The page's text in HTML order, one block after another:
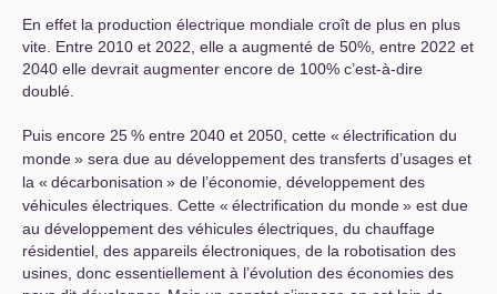
En effet la production électrique mondiale croît de plus en plus
vite. Entre 2010 et 2022, elle a augmenté de 50%, entre 2022 et
2040 elle devrait augmenter encore de 100% c’est-à-dire
doublé.
Puis encore 25% entre 2040 et 2050, cette « électrification du
monde» sera due au développement des transferts d’usages et
la « décarbonisation » de l’économie, développement des
véhicules électriques. Cette « électrification du monde» est due
au développement des véhicules électriques, du chauffage
résidentiel, des appareils électroniques, de la robotisation des
usines, donc essentiellement à l’évolution des économies des